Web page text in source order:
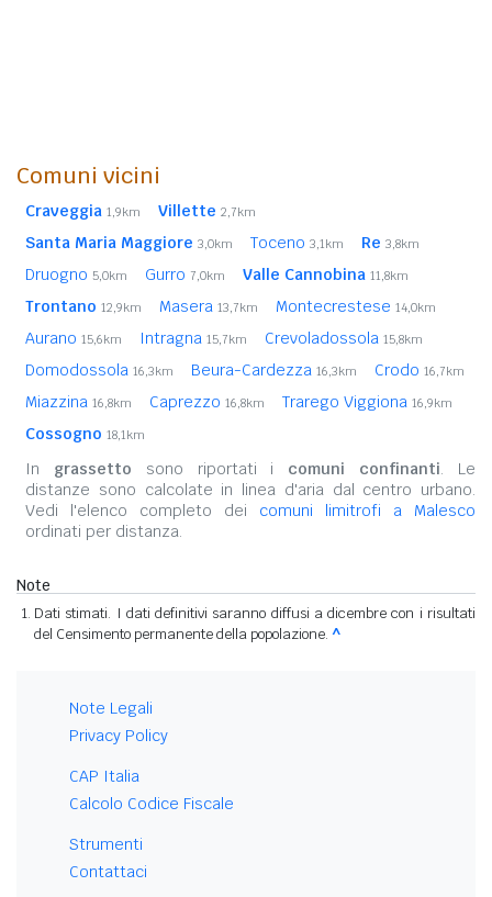
Comuni vicini
Craveggia 1,9km Villette 2,7km
Santa Maria Maggiore 3,0km Toceno 3,1km Re 3,8km
Druogno 5,0km Gurro 7,0km Valle Cannobina 11,8km
Trontano 12,9km Masera 13,7km Montecrestese 14,0km
Aurano 15,6km Intragna 15,7km Crevoladossola 15,8km
Domodossola 16,3km Beura-Cardezza 16,3km Crodo 16,7km
Miazzina 16,8km Caprezzo 16,8km Trarego Viggiona 16,9km
Cossogno 18,1km
In grassetto sono riportati i comuni confinanti. Le
distanze sono calcolate in linea d'aria dal centro urbano.
Vedi l'elenco completo dei comuni limitrofi a Malesco
ordinati per distanza.
Note
Dati stimati. I dati definitivi saranno diffusi a dicembre con i risultati
del Censimento permanente della popolazione. ^
Note Legali
Privacy Policy
CAP Italia
Calcolo Codice Fiscale
Strumenti
Contattaci